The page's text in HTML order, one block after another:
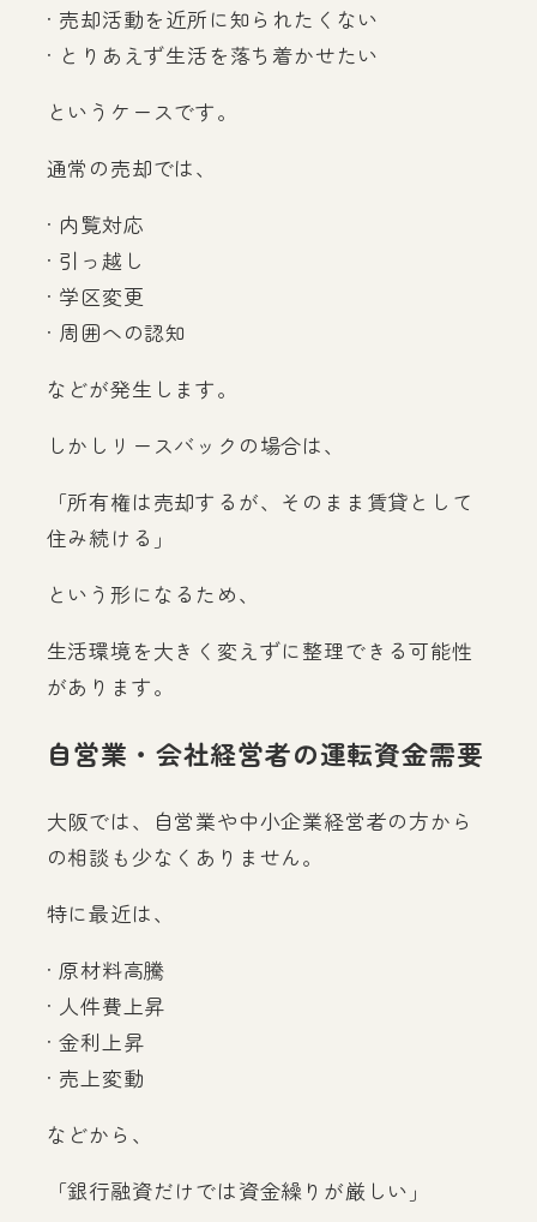
· 売却活動を近所に知られたくない
· とりあえず生活を落ち着かせたい
というケースです。
通常の売却では、
· 内覧対応
· 引っ越し
· 学区変更
· 周囲への認知
などが発生します。
しかしリースバックの場合は、
「所有権は売却するが、そのまま賃貸として
住み続ける」
という形になるため、
生活環境を大きく変えずに整理できる可能性
があります。
自営業・会社経営者の運転資金需要
大阪では、自営業や中小企業経営者の方から
の相談も少なくありません。
特に最近は、
· 原材料高騰
· 人件費上昇
· 金利上昇
· 売上変動
などから、
「銀行融資だけでは資金繰りが厳しい」